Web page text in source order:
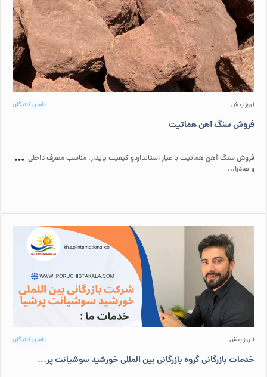
1 روز پیش تامین کنندگان
فروش سنگ آهن هماتیت
فروش سنگ آهن هماتیت با عیار استانداردو کیفیت پایدار؛ مناسب مصرف داخلی
و صادرا...
11 روز پیش تامین کنندگان
خدمات بازرگانی گروه بازرگانی بین المللی خورشید سوشیانت پر...